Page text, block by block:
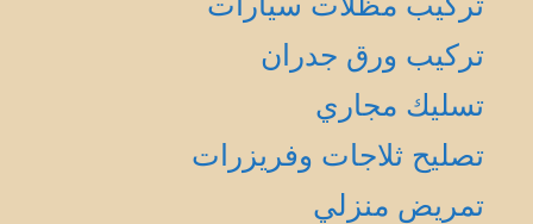
تركيب ورق جدران
تسليك مجاري
تصليح ثلاجات وفريزرات
تمريض منزلي